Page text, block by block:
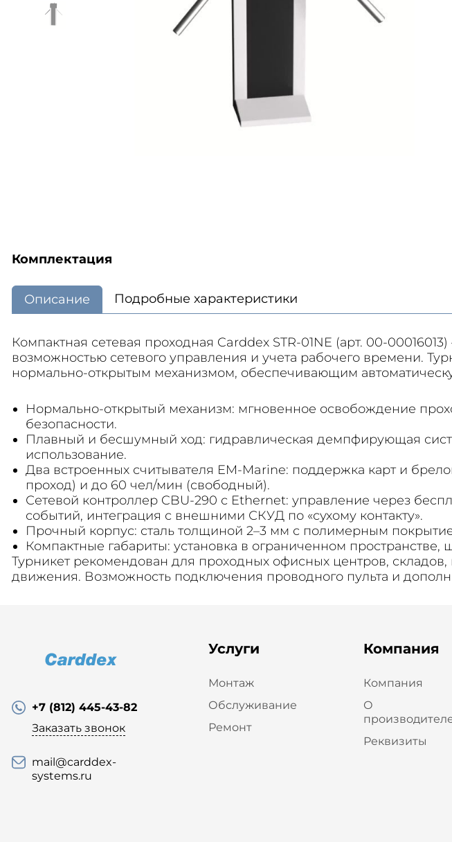
Комплектация
Описание Подробные характеристики
Компактная сетевая проходная Carddex STR-01NE (арт. 00-
возможностью сетевого управления и учета рабочего времени.
нормально-открытым механизмом, обеспечивающим
Нормально-открытый механизм: мгновенное освобождение
безопасности.
Плавный и бесшумный ход: гидравлическая демпфирующая
использование.
Два встроенных считывателя EM-Marine: поддержка карт и
проход) и до 60 чел/мин (свободный).
Сетевой контроллер CBU-290 с Ethernet: управление через
событий, интеграция с внешними СКУД по «сухому контакту».
Прочный корпус: сталь толщиной 2–3 мм с полимерным
Компактные габариты: установка в ограниченном
Турникет рекомендован для проходных офисных центров,
движения. Возможность подключения проводного пульта и
+7 (812) 445-43-82
Заказать звонок
mail@carddex-
systems.ru
Услуги
Монтаж
Обслуживание
Ремонт
Компания
Компания
О
Реквизиты